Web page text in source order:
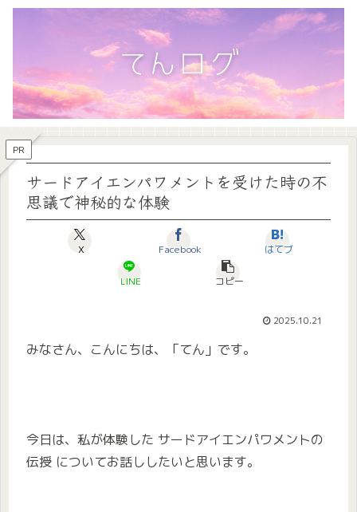
PR
サードアイエンパワメントを受けた時の不
思議で神秘的な体験
X Facebook はてブ
LINE コピー
2025.10.21
みなさん、こんにちは、「てん」です。
今日は、私が体験した サードアイエンパワメントの
伝授 についてお話ししたいと思います。